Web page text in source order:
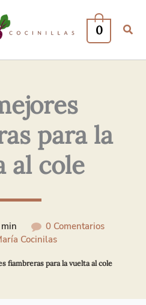
0
para la
al cole
0 Comentarios
Cocinilas
fiambreras para la vuelta al cole